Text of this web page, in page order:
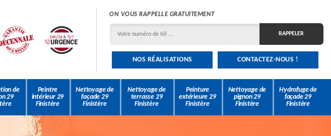
ON VOUS RAPPELLE GRATUITEMENT
NOS RÉALISATIONS CONTACTEZ-NOUS !
de
29
Peintre
intérieur 29
Finistère
Nettoyage de
façade 29
Finistère
Nettoyage de
terrasse 29
Finistère
Peinture
extérieure 29
Finistère
Nettoyage de
pignon 29
Finistère
Hydrofuge de
façade 29
Finistère